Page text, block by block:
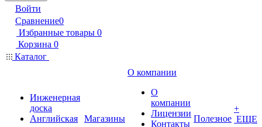
Войти
Сравнение0
Избранные товары 0
Корзина 0
Каталог
Инженерная
доска
Английская
Магазины
О компании
О
компании
Лицензии
Контакты
Полезное
+
ЕЩЕ